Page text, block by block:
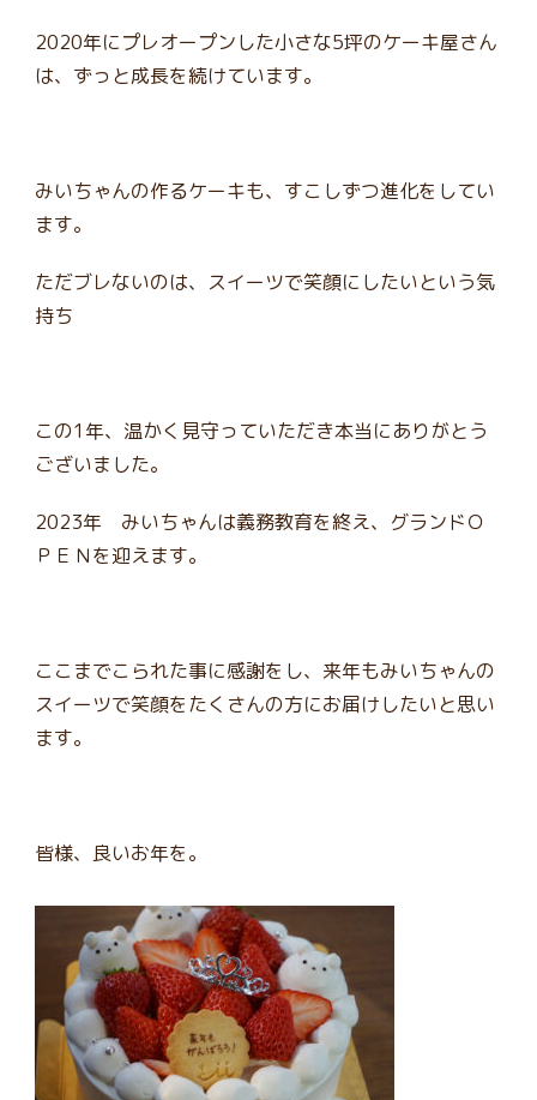
2020年にプレオープンした小さな5坪のケーキ屋さん
は、ずっと成長を続けています。
みいちゃんの作るケーキも、すこしずつ進化をしてい
ます。
ただブレないのは、スイーツで笑顔にしたいという気
持ち
この1年、温かく見守っていただき本当にありがとう
ございました。
2023年 みいちゃんは義務教育を終え、グランドＯ
ＰＥＮを迎えます。
ここまでこられた事に感謝をし、来年もみいちゃんの
スイーツで笑顔をたくさんの方にお届けしたいと思い
ます。
皆様、良いお年を。